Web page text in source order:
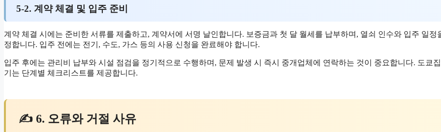
5-2. 계약 체결 및 입주 준비
계약 체결 시에는 준비한 서류를 제출하고, 계약서에 서명 날인합니다. 보증금과 첫 달 월세를 납부하며, 열쇠 인수와 입주 일정
정합니다. 입주 전에는 전기, 수도, 가스 등의 사용 신청을 완료해야 합니다.
입주 후에는 관리비 납부와 시설 점검을 정기적으로 수행하며, 문제 발생 시 즉시 중개업체에 연락하는 것이 중요합니다. 도쿄
기는 단계별 체크리스트를 제공합니다.
✍ 6. 오류와 거절 사유